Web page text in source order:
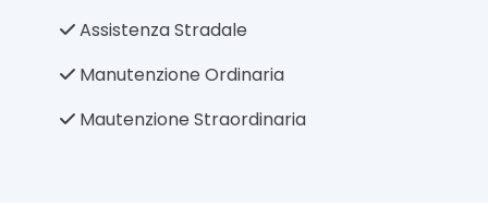
Assistenza Stradale
Manutenzione Ordinaria
Mautenzione Straordinaria